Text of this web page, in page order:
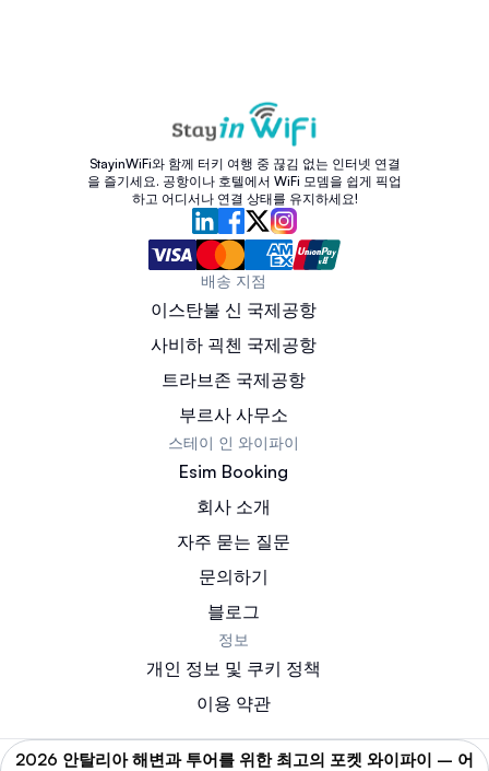
StayinWiFi와 함께 터키 여행 중 끊김 없는 인터넷 연결
을 즐기세요. 공항이나 호텔에서 WiFi 모뎀을 쉽게 픽업
하고 어디서나 연결 상태를 유지하세요!
배송 지점
이스탄불 신 국제공항
사비하 괵첸 국제공항
트라브존 국제공항
부르사 사무소
스테이 인 와이파이
Esim Booking
회사 소개
자주 묻는 질문
문의하기
블로그
정보
개인 정보 및 쿠키 정책
이용 약관
2026 안탈리아 해변과 투어를 위한 최고의 포켓 와이파이 – 어